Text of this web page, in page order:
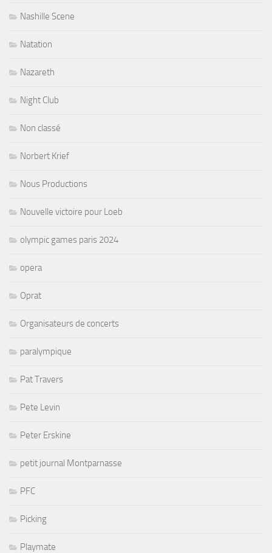
Nashille Scene
Natation
Nazareth
Night Club
Non classé
Norbert Krief
Nous Productions
Nouvelle victoire pour Loeb
olympic games paris 2024
opera
Oprat
Organisateurs de concerts
paralympique
Pat Travers
Pete Levin
Peter Erskine
petit journal Montparnasse
PFC
Picking
Playmate